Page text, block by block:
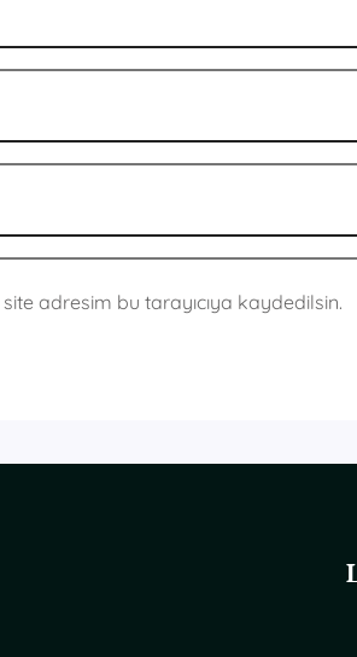
adresim bu tarayıcıya kaydedilsin.